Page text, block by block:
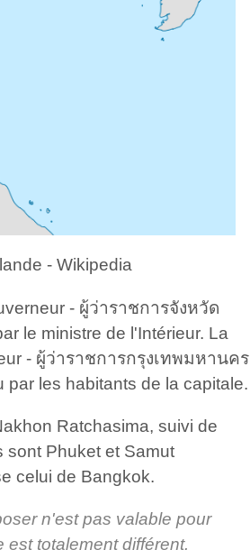
- Wikipedia
- ผู้ว่าราชการจังหวัด
le ministre de l'Intérieur. La
- ผู้ว่าราชการกรุงเทพมหานคร
par les habitants de la capitale.
Ratchasima, suivi de
sont Phuket et Samut
celui de Bangkok.
n'est pas valable pour
totalement différent.